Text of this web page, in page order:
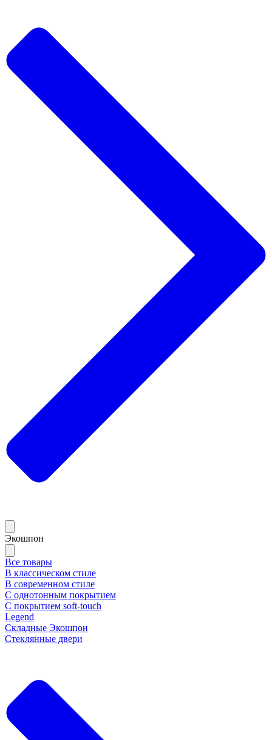
Экошпон
Все товары
В классическом стиле
В современном стиле
С однотонным покрытием
С покрытием soft-touch
Legend
Складные Экошпон
Стеклянные двери